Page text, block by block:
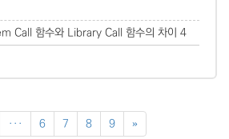
Call 함수와 Library Call 함수의 차이 4
··· 6 7 8 9 »